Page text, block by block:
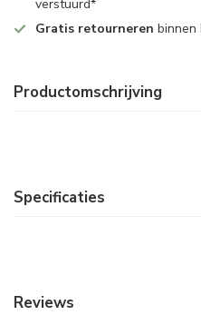
verstuurd*
Gratis retourneren binnen
Productomschrijving
Specificaties
Reviews